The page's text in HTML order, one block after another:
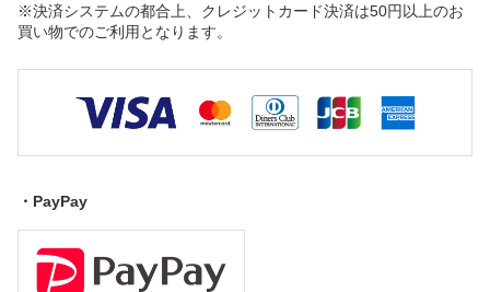
※決済システムの都合上、クレジットカード決済は50円以上のお
買い物でのご利用となります。
・PayPay